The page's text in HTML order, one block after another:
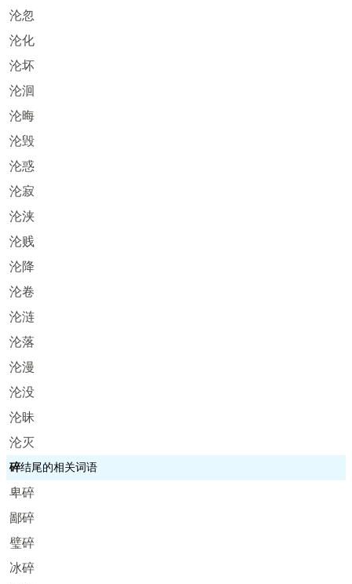
沦忽
沦化
沦坏
沦洄
沦晦
沦毁
沦惑
沦寂
沦浃
沦贱
沦降
沦卷
沦涟
沦落
沦漫
沦没
沦昧
沦灭
碎结尾的相关词语
卑碎
鄙碎
璧碎
冰碎